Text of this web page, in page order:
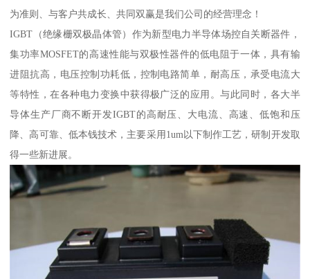
为准则、与客户共成长、共同双赢是我们公司的经营理念！
IGBT（绝缘栅双极晶体管）作为新型电力半导体场控自关断器件，
集功率MOSFET的高速性能与双极性器件的低电阻于一体，具有输
进阻抗高，电压控制功耗低，控制电路简单，耐高压，承受电流大
等特性，在各种电力变换中获得极广泛的应用。与此同时，各大半
导体生产厂商不断开发IGBT的高耐压、大电流、高速、低饱和压
降、高可靠、低本钱技术，主要采用1um以下制作工艺，研制开发取
得一些新进展。